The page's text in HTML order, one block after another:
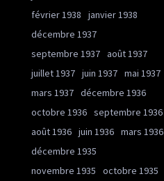
février 1938
janvier 1938
décembre 1937
septembre 1937 août 1937
juillet 1937 juin 1937 mai 1937
mars 1937 décembre 1936
octobre 1936 septembre 1936
août 1936 juin 1936 mars 1936
décembre 1935
novembre 1935
octobre 1935